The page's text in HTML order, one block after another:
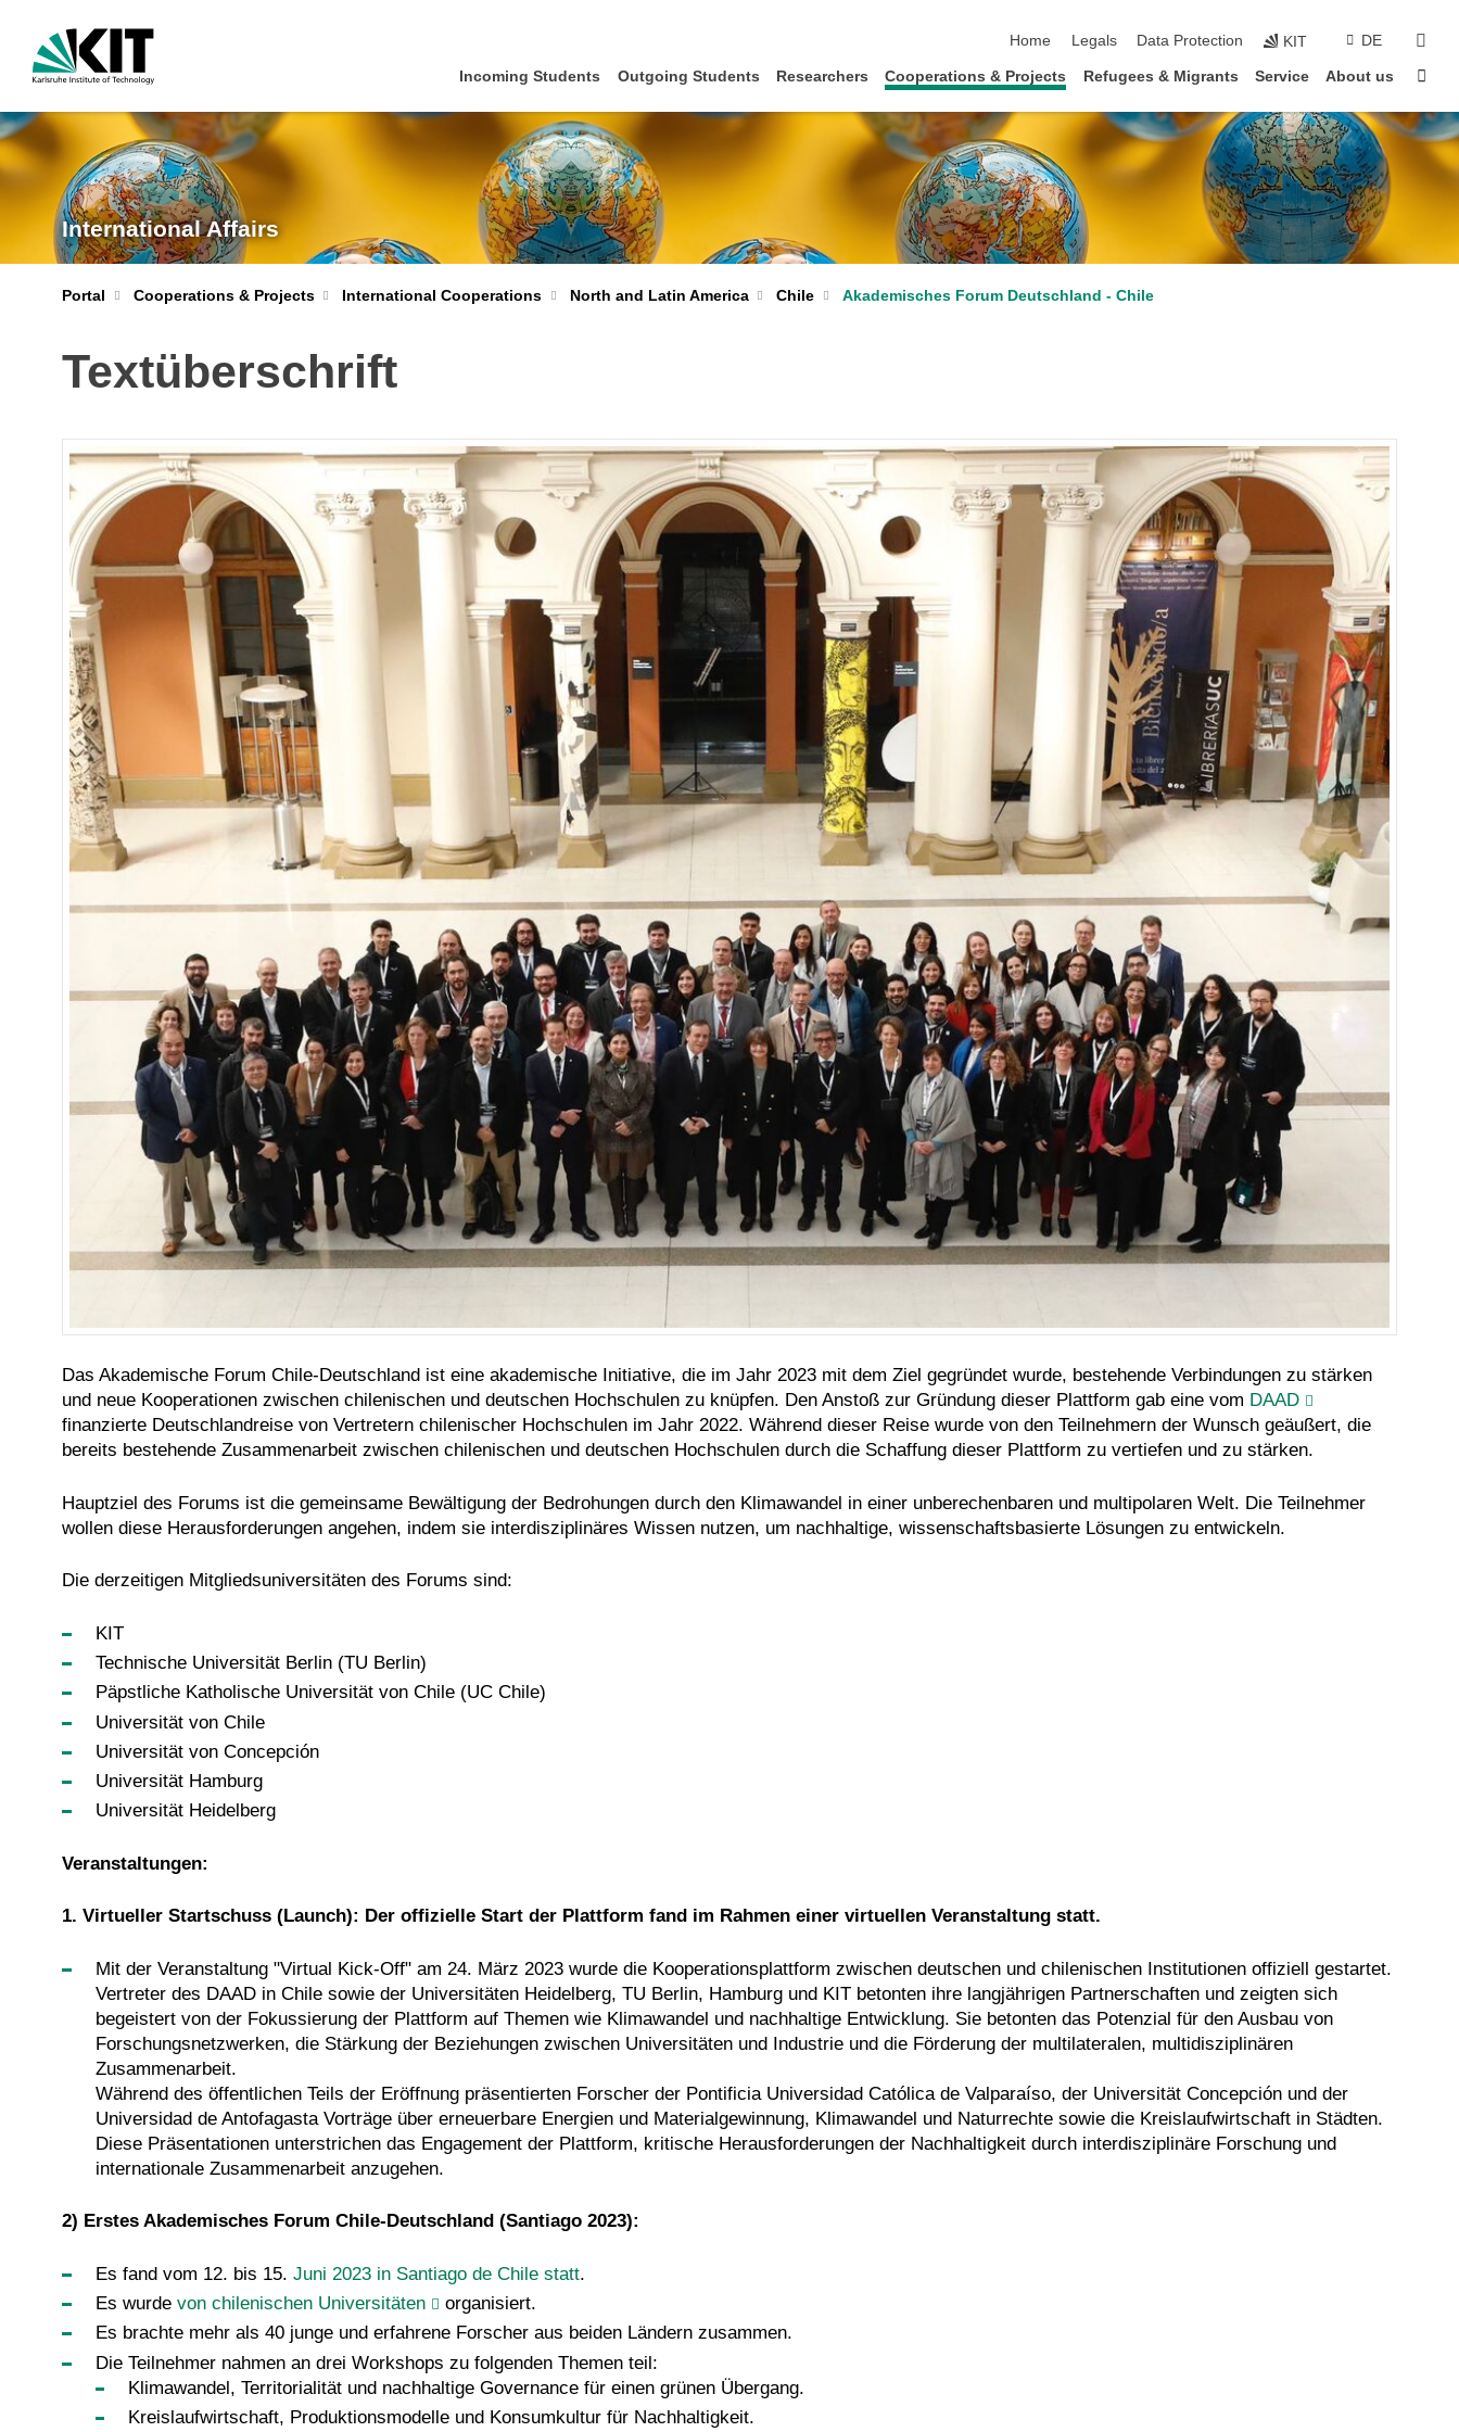
Home
Legals Data Protection KIT DE
Incoming Students Outgoing Students Researchers Cooperations & Projects Refugees & Migrants Service About us
International Affairs
Portal Cooperations & Projects International Cooperations North and Latin America Chile Akademisches Forum Deutschland - Chile
Textüberschrift
Das Akademische Forum Chile-Deutschland ist eine akademische Initiative, die im Jahr 2023 mit dem Ziel gegründet wurde, bestehende Verbindungen zu stärken
und neue Kooperationen zwischen chilenischen und deutschen Hochschulen zu knüpfen. Den Anstoß zur Gründung dieser Plattform gab eine vom DAAD
finanzierte Deutschlandreise von Vertretern chilenischer Hochschulen im Jahr 2022. Während dieser Reise wurde von den Teilnehmern der Wunsch geäußert, die
bereits bestehende Zusammenarbeit zwischen chilenischen und deutschen Hochschulen durch die Schaffung dieser Plattform zu vertiefen und zu stärken.
Hauptziel des Forums ist die gemeinsame Bewältigung der Bedrohungen durch den Klimawandel in einer unberechenbaren und multipolaren Welt. Die Teilnehmer
wollen diese Herausforderungen angehen, indem sie interdisziplinäres Wissen nutzen, um nachhaltige, wissenschaftsbasierte Lösungen zu entwickeln.
Die derzeitigen Mitgliedsuniversitäten des Forums sind:
KIT
Technische Universität Berlin (TU Berlin)
Päpstliche Katholische Universität von Chile (UC Chile)
Universität von Chile
Universität von Concepción
Universität Hamburg
Universität Heidelberg
Veranstaltungen:
1. Virtueller Startschuss (Launch): Der offizielle Start der Plattform fand im Rahmen einer virtuellen Veranstaltung statt.
Mit der Veranstaltung "Virtual Kick-Off" am 24. März 2023 wurde die Kooperationsplattform zwischen deutschen und chilenischen Institutionen offiziell gestartet.
Vertreter des DAAD in Chile sowie der Universitäten Heidelberg, TU Berlin, Hamburg und KIT betonten ihre langjährigen Partnerschaften und zeigten sich
begeistert von der Fokussierung der Plattform auf Themen wie Klimawandel und nachhaltige Entwicklung. Sie betonten das Potenzial für den Ausbau von
Forschungsnetzwerken, die Stärkung der Beziehungen zwischen Universitäten und Industrie und die Förderung der multilateralen, multidisziplinären
Zusammenarbeit.
Während des öffentlichen Teils der Eröffnung präsentierten Forscher der Pontificia Universidad Católica de Valparaíso, der Universität Concepción und der
Universidad de Antofagasta Vorträge über erneuerbare Energien und Materialgewinnung, Klimawandel und Naturrechte sowie die Kreislaufwirtschaft in Städten.
Diese Präsentationen unterstrichen das Engagement der Plattform, kritische Herausforderungen der Nachhaltigkeit durch interdisziplinäre Forschung und
internationale Zusammenarbeit anzugehen.
2) Erstes Akademisches Forum Chile-Deutschland (Santiago 2023):
Es fand vom 12. bis 15. Juni 2023 in Santiago de Chile statt.
Es wurde von chilenischen Universitäten
organisiert.
Es brachte mehr als 40 junge und erfahrene Forscher aus beiden Ländern zusammen.
Die Teilnehmer nahmen an drei Workshops zu folgenden Themen teil:
Klimawandel, Territorialität und nachhaltige Governance für einen grünen Übergang.
Kreislaufwirtschaft, Produktionsmodelle und Konsumkultur für Nachhaltigkeit.